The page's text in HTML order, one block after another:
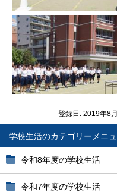
学校生活
令和8年度の学校生活
令和7年度の学校生活
登録日: 2019年8